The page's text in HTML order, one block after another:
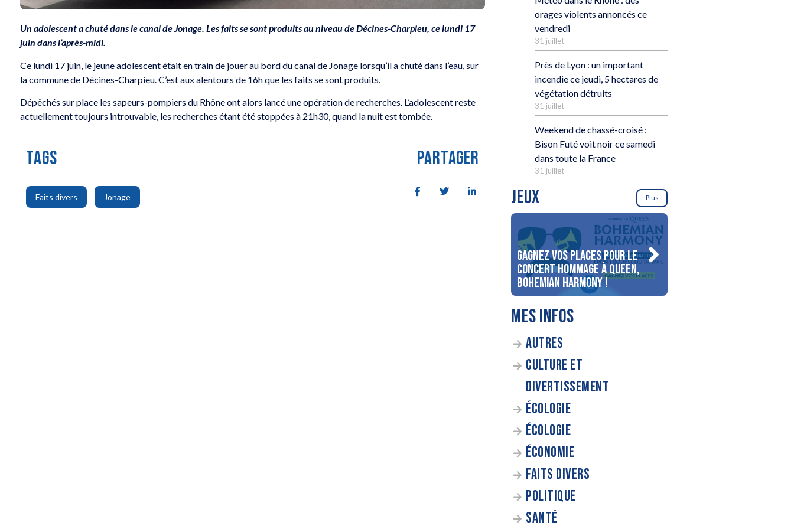
Un adolescent a chuté dans le canal de Jonage. Les faits se sont produits au niveau de Décines-Charpieu, ce lundi 17
juin dans l’après-midi.
Ce lundi 17 juin, le jeune adolescent était en train de jouer au bord du canal de Jonage lorsqu’il a chuté dans l’eau, sur
la commune de Décines-Charpieu. C’est aux alentours de 16h que les faits se sont produits.
Dépêchés sur place les sapeurs-pompiers du Rhône ont alors lancé une opération de recherches. L’adolescent reste
actuellement toujours introuvable, les recherches étant été stoppées à 21h30, quand la nuit est tombée.
TAGS
Faits divers
,
Jonage
PARTAGER
orages violents annoncés ce
vendredi
31 juillet
Près de Lyon : un important
incendie ce jeudi, 5 hectares de
végétation détruits
31 juillet
Weekend de chassé-croisé :
Bison Futé voit noir ce samedi
dans toute la France
31 juillet
JEUX Plus
Gagnez vos places pour le
concert Hommage à Queen,
Bohemian Harmony !
MES INFOS
AUTRES
CULTURE ET
DIVERTISSEMENT
ÉCOLOGIE
ÉCOLOGIE
ÉCONOMIE
FAITS DIVERS
POLITIQUE
SANTÉ